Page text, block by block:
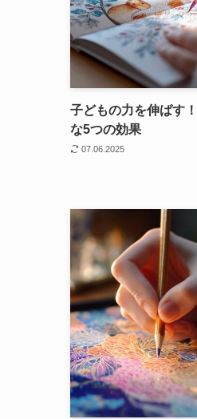
子どもの力を伸ばす
な5つの効果
07.06.2025